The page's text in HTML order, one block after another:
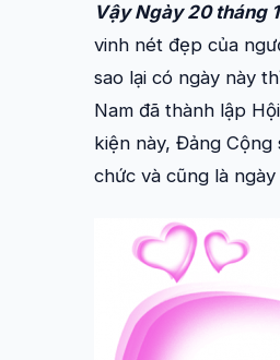
Vậy Ngày 20 tháng
vinh nét đẹp của
sao lại có ngày này
Nam đã thành lập
kiện này, Đảng
chức và cũng là